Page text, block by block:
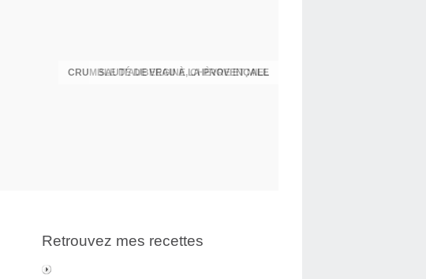
SAUTÉ DE VEAU À LA PROVENÇALE
Retrouvez mes recettes